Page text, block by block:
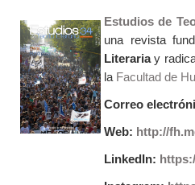
Estudios de
una revista
Literariay
la Facultad de
Correo
Web: http://
LinkedIn: